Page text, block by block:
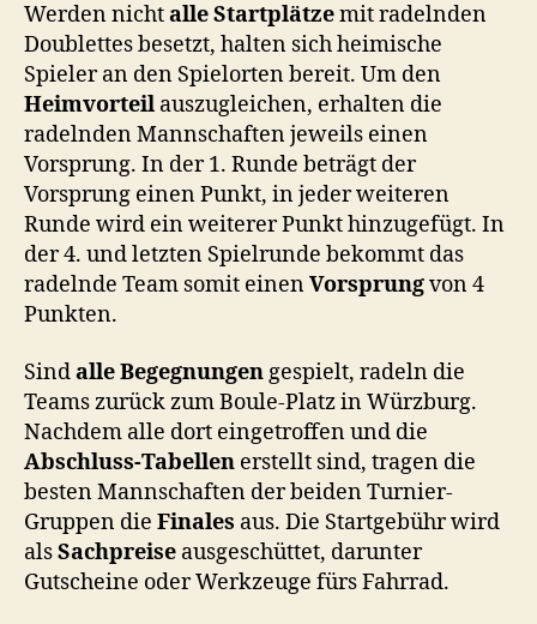
Werden nichtalle Startplätzemit radelnden
Doublettes besetzt, halten sich heimische
Spieler an den Spielorten bereit. Um den
Heimvorteil auszugleichen, erhalten die
radelnden Mannschaften jeweils einen
Vorsprung. In der 1. Runde beträgt der
Vorsprung einen Punkt, in jeder weiteren
Runde wird ein weiterer Punkt hinzugefügt. In
der 4. und letzten Spielrunde bekommt das
radelnde Team somit einenVorsprungvon 4
Punkten.
Sindalle Begegnungengespielt, radeln die
Teams zurück zum Boule-Platz in Würzburg.
Nachdem alle dort eingetroffen und die
Abschluss-Tabellen erstellt sind, tragen die
besten Mannschaften der beiden Turnier-
Gruppen die Finales aus. Die Startgebühr wird
alsSachpreise ausgeschüttet, darunter
Gutscheine oder Werkzeuge fürs Fahrrad.